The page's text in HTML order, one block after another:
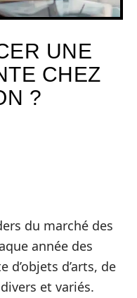
UNE
CHEZ
?
du marché des
année des
d’objets d’arts, de
et variés.